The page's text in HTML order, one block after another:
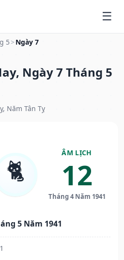
5 > Ngày 7
Ngày 7 Tháng 5
Năm Tân Tỵ
🐈
ÂM LỊCH
12
Tháng 4 Năm 1941
5 Năm 1941